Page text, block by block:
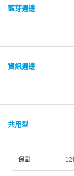
藍芽週邊
資訊週邊
共用型
保固 12